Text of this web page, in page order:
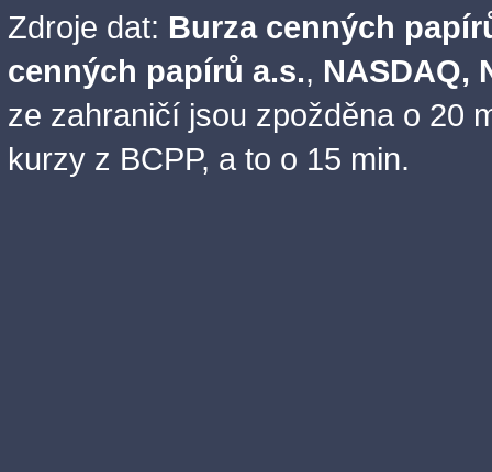
Zdroje dat: Burza cenných
cenných papírů a.s., NASDAQ,
ze zahraničí jsou zpožděna o 20
kurzy z BCPP, a to o 15 min.